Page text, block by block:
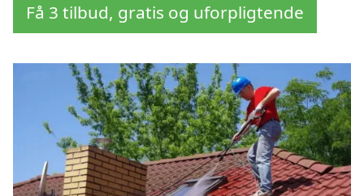
Få 3 tilbud, gratis og uforpligtende